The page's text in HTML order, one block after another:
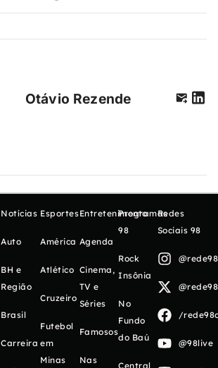
Otávio Rezende
Notícias
Auto
BH e
Região
Brasil
Carreira
Esportes
América
Atlético
Cruzeiro
Futebol
em
Minas
Entretenimento
Agenda
Cinema,
TV e
Séries
Famosos
Nas
Programas
98
Rock
Insônia
No
Fundo
do Baú
Central
Redes
Sociais 98
/
@98live